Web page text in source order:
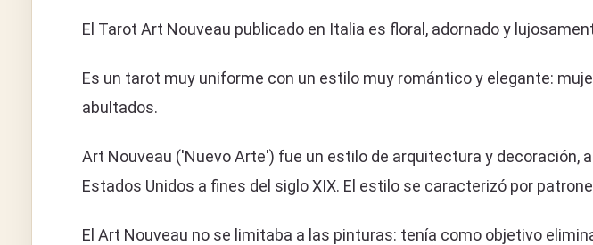
El Tarot Art Nouveau publicado en Italia es floral, adornado y
Es un tarot muy uniforme con un estilo muy romántico y elegante:
abultados.
Art Nouveau ('Nuevo Arte') fue un estilo de arquitectura y decoración,
Estados Unidos a fines del siglo XIX. El estilo se caracterizó por
El Art Nouveau no se limitaba a las pinturas: tenía como objetivo